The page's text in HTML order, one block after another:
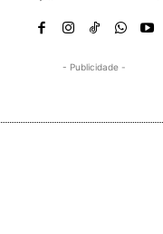
- Publicidade -